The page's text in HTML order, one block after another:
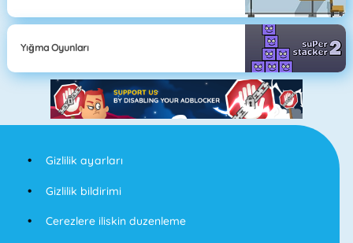
Yığma Oyunları
Gizlilik ayarları
Gizlilik bildirimi
Cerezlere iliskin duzenleme